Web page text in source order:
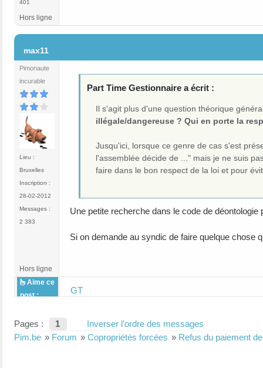
401
Hors ligne
max11
Pimonaute
incurable
Lieu :
Bruxelles
Inscription :
28-02-2012
Messages :
2 383
Part Time Gestionnaire a écrit :
Il s'agit plus d'une question théorique
illégale/dangereuse ? Qui en porte la
Jusqu'ici, lorsque ce genre de cas s'est
l'assemblée décide de ..." mais je ne suis
faire dans le bon respect de la loi et pour
Une petite recherche dans le code de
Si on demande au syndic de faire quelque chose
Hors ligne
Aime ce
post :
GT
Pages : 1
Inverser l'ordre des messages
Pim.be » Forum » Copropriétés forcées » Refus du paiement